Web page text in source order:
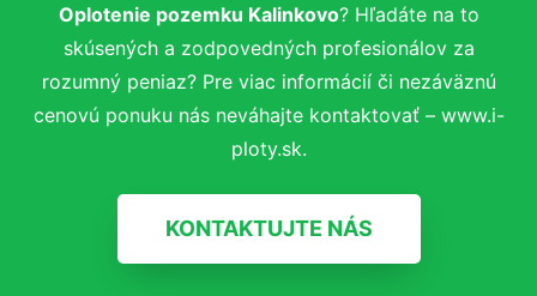
Oplotenie pozemku Kalinkovo? Hľadáte na to
skúsených a zodpovedných profesionálov za
rozumný peniaz? Pre viac informácií či nezáväznú
cenovú ponuku nás neváhajte kontaktovať – www.i-
ploty.sk.
KONTAKTUJTE NÁS